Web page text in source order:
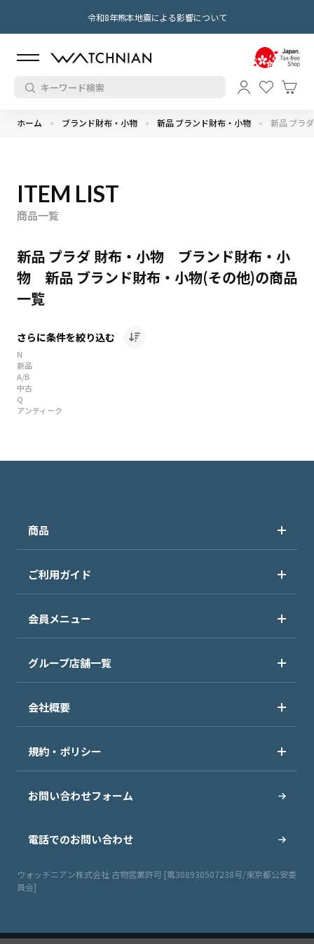
令和8年熊本地震による影響について
ホーム ブランド財布・小物 新品 ブランド財布・小物 新品 プラ
ITEM LIST
商品一覧
新品 プラダ 財布・小物 ブランド財布・小
物 新品 ブランド財布・小物(その他)の商品
一覧
さらに条件を絞り込む
N
新品
A/B
中古
Q
アンティーク
商品
ご利用ガイド
会員メニュー
グループ店舗一覧
会社概要
規約・ポリシー
お問い合わせフォーム
電話でのお問い合わせ
ウォッチニアン株式会社 古物営業許可 [第308930507238号/東京都公安委
員会]